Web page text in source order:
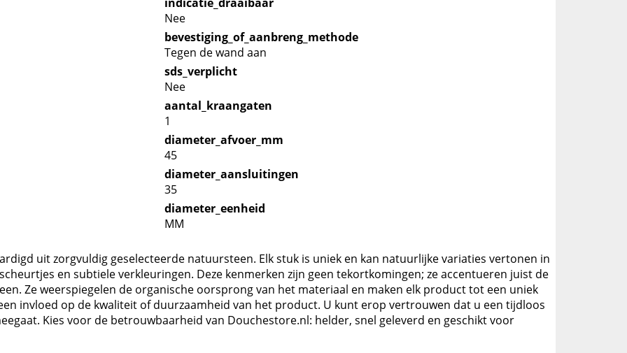
Nee
bevestiging_of_aanbreng_methode
Tegen de wand aan
sds_verplicht
Nee
aantal_kraangaten
1
diameter_afvoer_mm
45
diameter_aansluitingen
35
diameter_eenheid
MM
uit zorgvuldig geselecteerde natuursteen. Elk stuk is uniek en kan natuurlijke variaties vertonen in
en subtiele verkleuringen. Deze kenmerken zijn geen tekortkomingen; ze accentueren juist de
Ze weerspiegelen de organische oorsprong van het materiaal en maken elk product tot een uniek
invloed op de kwaliteit of duurzaamheid van het product. U kunt erop vertrouwen dat u een tijdloos
Kies voor de betrouwbaarheid van Douchestore.nl: helder, snel geleverd en geschikt voor